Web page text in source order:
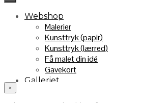
Webshop
Malerier
Kunsttryk (papir)
Kunsttryk (lærred)
Få malet din idé
Gavekort
Galleriet
×